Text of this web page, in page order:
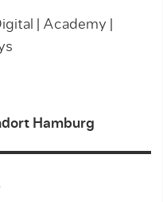
| Academy |
Hamburg